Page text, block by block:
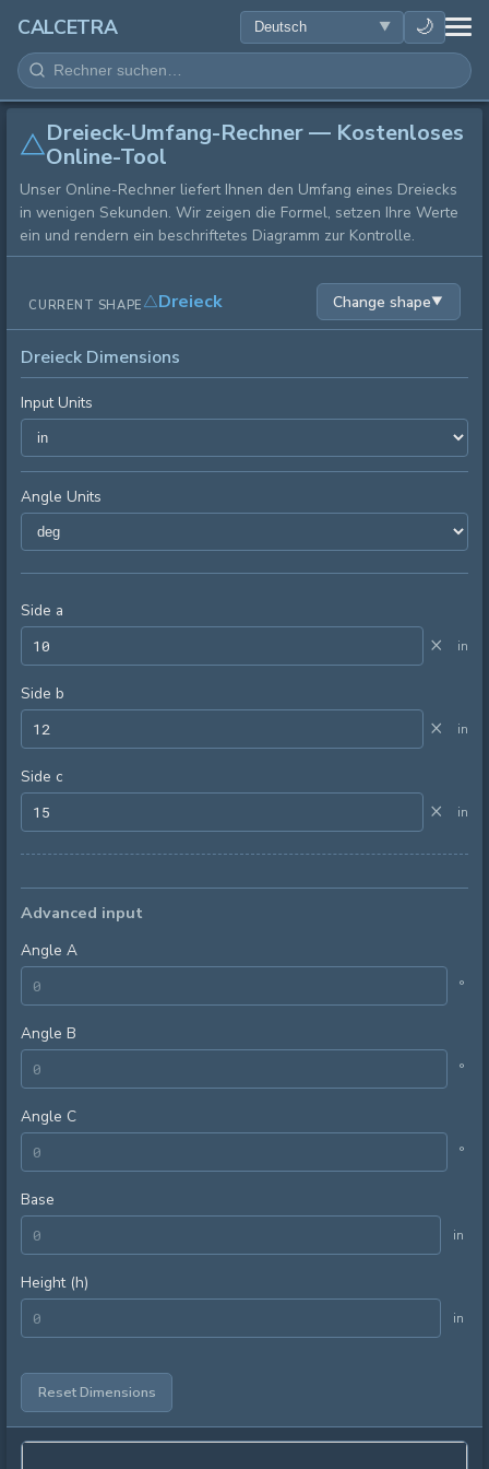
CALCETRA 🌙
MATHEMATIK
UMWANDLUNGEN
WISSENSCHAFT
ALLTAG
Dreieck-Umfang-Rechner — Kostenloses
Online-Tool
Unser Online-Rechner liefert Ihnen den Umfang eines Dreiecks
in wenigen Sekunden. Wir zeigen die Formel, setzen Ihre Werte
ein und rendern ein beschriftetes Diagramm zur Kontrolle.
CURRENT SHAPE Dreieck Change shape▼
Dreieck Dimensions
Input Units
Angle Units
Side a
× in
Side b
× in
Side c
× in
Advanced input
Angle A
°
Angle B
°
Angle C
°
Base
in
Height (h)
in
Reset Dimensions